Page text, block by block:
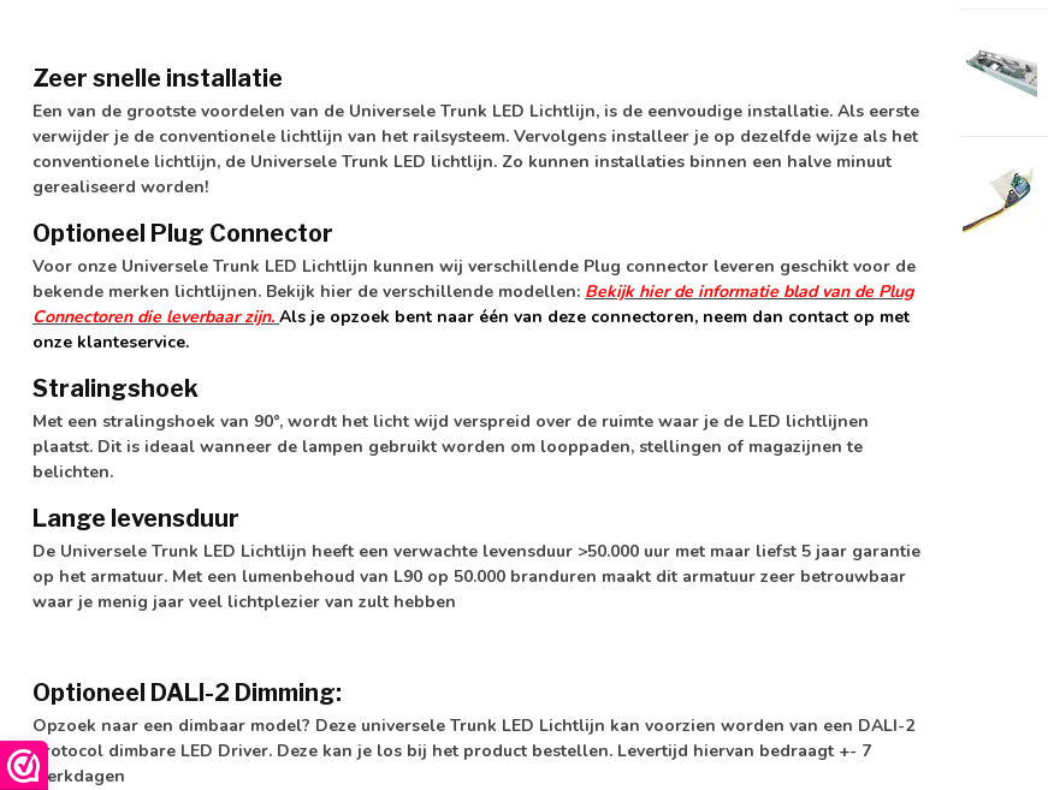
Zeer snelle installatie
Een van de grootste voordelen van de Universele Trunk LED Lichtlijn, is de eenvoudige installatie. Als eerste
verwijder je de conventionele lichtlijn van het railsysteem. Vervolgens installeer je op dezelfde wijze als het
conventionele lichtlijn, de Universele Trunk LED lichtlijn. Zo kunnen installaties binnen een halve minuut
gerealiseerd worden!
Optioneel Plug Connector
Voor onze Universele Trunk LED Lichtlijn kunnen wij verschillende Plug connector leveren geschikt voor de
bekende merken lichtlijnen. Bekijk hier de verschillende modellen: Bekijk hier de informatie blad van de Plug
Connectoren die leverbaar zijn. Als je opzoek bent naar één van deze connectoren, neem dan contact op met
onze klanteservice.
Stralingshoek
Met een stralingshoek van 90°, wordt het licht wijd verspreid over de ruimte waar je de LED lichtlijnen
plaatst. Dit is ideaal wanneer de lampen gebruikt worden om looppaden, stellingen of magazijnen te
belichten.
Lange levensduur
De Universele Trunk LED Lichtlijn heeft een verwachte levensduur >50.000 uur met maar liefst 5 jaar garantie
op het armatuur. Met een lumenbehoud van L90 op 50.000 branduren maakt dit armatuur zeer betrouwbaar
waar je menig jaar veel lichtplezier van zult hebben
Optioneel DALI-2 Dimming:
Opzoek naar een dimbaar model? Deze universele Trunk LED Lichtlijn kan voorzien worden van een DALI-2
protocol dimbare LED Driver. Deze kan je los bij het product bestellen. Levertijd hiervan bedraagt +- 7
werkdagen